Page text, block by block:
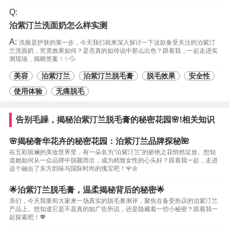
Q:
泊紫汀兰洗面奶怎么样实测
A: 洗脸是护肤的第一步，今天我们就来深入探讨一下这款备受关注的泊紫汀
兰洗面奶，究竟效果如何？是否真的如传说中那么出色？跟着我，一起走进实
测现场，揭晓答案！✨💦
美容 泊紫汀兰 泊紫汀兰脱毛膏 脱毛效果
安全性
使用体验
无痛脱毛
告别毛躁，揭秘泊紫汀兰脱毛膏的秘密花园🌸!相关知识
🌸揭秘奢华花卉的秘密花园：泊紫汀兰品牌探秘🌺
在五彩斑斓的美妆世界里，有一朵名为“泊紫汀兰”的娇艳之花悄然绽放。想知
道她如何从一众品牌中脱颖而出，成为精致女性的心头好？跟着我一起，走进
这个融合了东方韵味与国际时尚的瑰宝吧！🌹🌼
🌟泊紫汀兰脱毛膏，温柔揭秘背后的秘密🌟
亲们，今天我要和大家来一场真实的脱毛膏测评，聚焦在备受热议的泊紫汀兰
产品上。想知道它是不是真的如广告所说，还是隐藏着一些小秘密？跟着我一
起探索吧！💖